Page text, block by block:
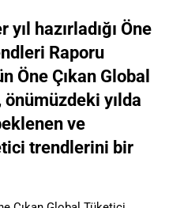
hazırladığı Öne
Raporu
Öne Çıkan Global
yılda
ve
trendlerini bir